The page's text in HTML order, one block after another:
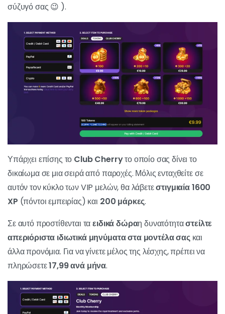
σύζυγό σας 😉 ).
Υπάρχει επίσης το Club Cherryτο οποίο σας δίνει το
δικαίωμα σε μια σειρά από παροχές. Μόλις ενταχθείτε σε
αυτόν τον κύκλο των VIP μελών, θα λάβετεστιγμιαία 1600
XP (πόντοι εμπειρίας) και 200 μάρκες.
Σε αυτό προστίθενται ταειδικά δώραη δυνατότηταστείλτε
απεριόριστα ιδιωτικά μηνύματα στα μοντέλα σαςκαι
άλλα προνόμια. Για να γίνετε μέλος της λέσχης, πρέπει να
πληρώσετε17,99 ανά μήνα.